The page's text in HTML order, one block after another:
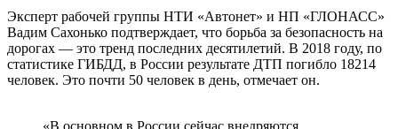
Эксперт рабочей группы НТИ «Автонет» и НП «ГЛОНАСС»
Вадим Сахонько подтверждает, что борьба за безопасность на
дорогах — это тренд последних десятилетий. В 2018 году, по
статистике ГИБДД, в России результате ДТП погибло 18214
человек. Это почти 50 человек в день, отмечает он.